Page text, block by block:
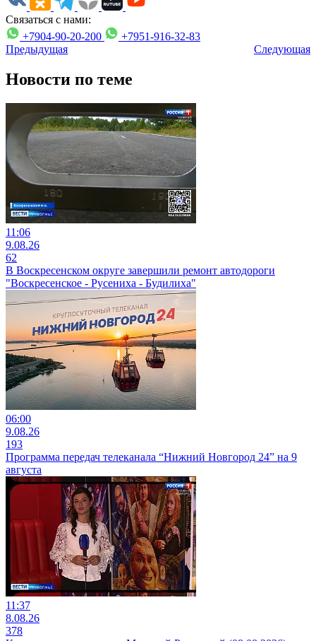
Связаться с нами:
+7904-90-20-200
+7951-916-32-83
Предыдущая
Следующая
Новости по теме
11:06
9.08.26
62
В Воскресенском округе завершили ремонт автодороги
"Воскресенское - Русениха - Будилиха"
06:00
9.08.26
193
Программа передач телеканала “Нижний Новгород 24” на 9
августа
11:37
8.08.26
378